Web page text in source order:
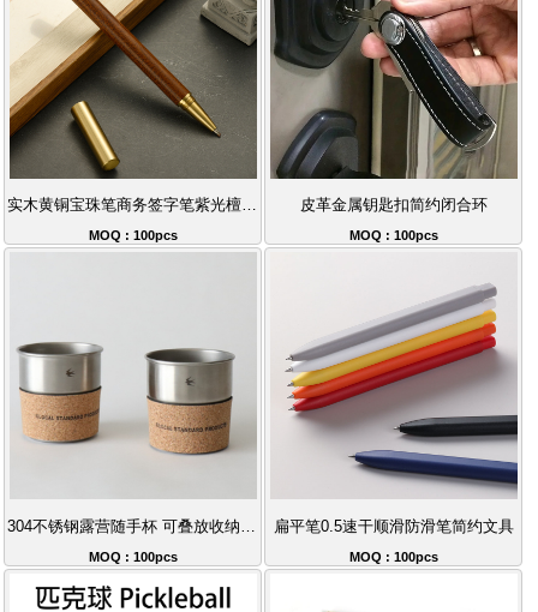
实木黄铜宝珠笔商务签字笔紫光檀红檀花梨木
MOQ : 100pcs
皮革金属钥匙扣简约闭合环
MOQ : 100pcs
MOQ : 100pcs
扁平笔0.5速干顺滑防滑笔简约文具
MOQ : 100pcs